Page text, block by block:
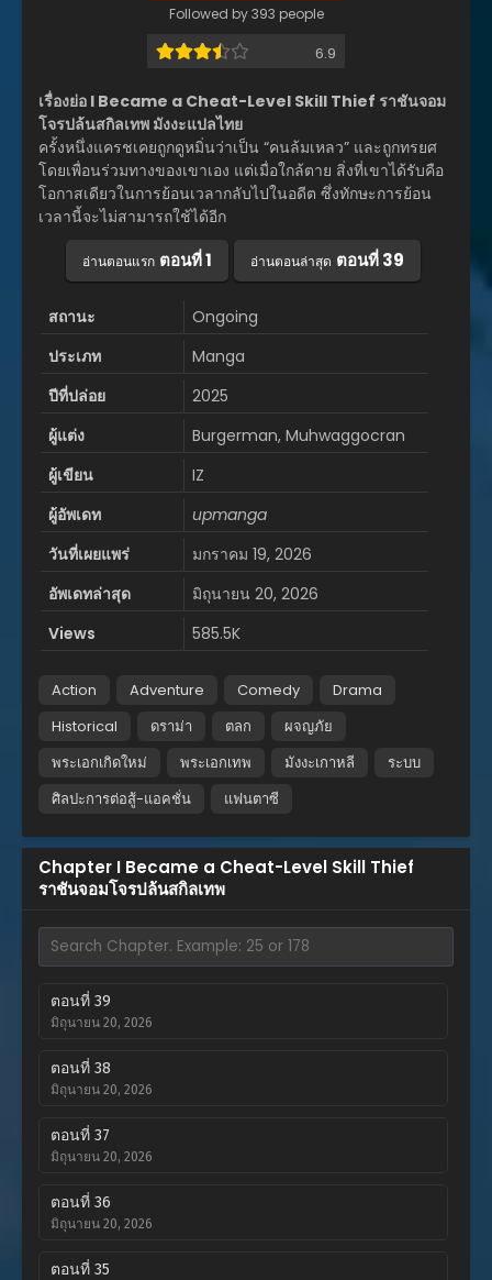
Followed by 393 people
6.9
เรื่องย่อ I Became a Cheat-Level Skill Thief ราชันจอม
โจรปล้นสกิลเทพ มังงะแปลไทย
ครั้งหนึ่งแครชเคยถูกดูหมิ่นว่าเป็น “คนล้มเหลว” และถูกทรยศ
โดยเพื่อนร่วมทางของเขาเอง แต่เมื่อใกล้ตาย สิ่งที่เขาได้รับคือ
โอกาสเดียวในการย้อนเวลากลับไปในอดีต ซึ่งทักษะการย้อน
เวลานี้จะไม่สามารถใช้ได้อีก
อ่านตอนแรก ตอนที่ 1 อ่านตอนล่าสุด ตอนที่ 39
สถานะ
Ongoing
ประเภท
Manga
ปีที่ปล่อย
2025
ผู้แต่ง
Burgerman, Muhwaggocran
ผู้เขียน
IZ
ผู้อัพเดท
upmanga
วันที่เผยแพร่
มกราคม 19, 2026
อัพเดทล่าสุด
มิถุนายน 20, 2026
Views
585.5K
Action Adventure Comedy
Drama
Historical
ดราม่า ตลก
ผจญภัย
พระเอกเกิดใหม่
พระเอกเทพ มังงะเกาหลี
ระบบ
ศิลปะการต่อสู้-แอคชั่น
แฟนตาซี
Chapter I Became a Cheat-Level Skill Thief
ราชันจอมโจรปล้นสกิลเทพ
ตอนที่ 39
มิถุนายน 20, 2026
ตอนที่ 38
มิถุนายน 20, 2026
ตอนที่ 37
มิถุนายน 20, 2026
ตอนที่ 36
มิถุนายน 20, 2026
ตอนที่ 35